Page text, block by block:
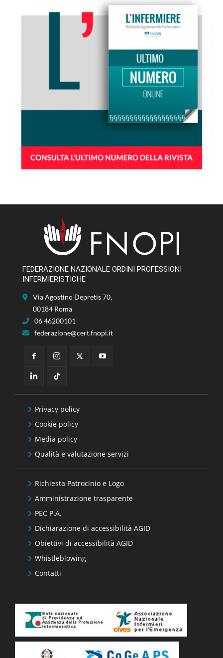
FEDERAZIONE NAZIONALE ORDINI PROFESSIONI
INFERMIERISTICHE
Via Agostino Depretis 70,
00184 Roma
06 46200101
federazione@cert.fnopi.it
Privacy policy
Cookie policy
Media policy
Qualità e valutazione servizi
Richiesta Patrocinio e Logo
Amministrazione trasparente
PEC P.A.
Dichiarazione di accessibilità AGID
Obiettivi di accessibilità AGID
Whistleblowing
Contatti